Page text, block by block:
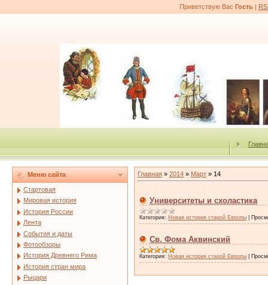
Приветствую Вас Гость |
Меню сайта
Стартовая
Мировая история
История России
Лента
События и даты
Фотообзоры
История Древнего Рима
История стран мира
Рыцари
Главная » 2014 » Март » 14
Университеты и схоластика
Категория: Новая история старой Европы
Св. Фома Аквинский
Категория: Новая история старой Европы